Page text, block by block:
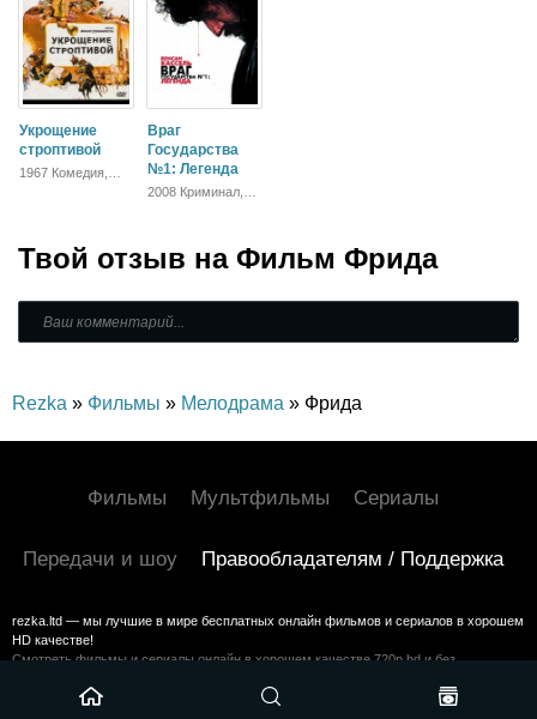
Укрощение
строптивой
1967 Комедия,
Враг
Государства
№1: Легенда
2008 Криминал,
Твой отзыв на Фильм Фрида
Rezka » Фильмы » Мелодрама » Фрида
Фильмы Мультфильмы Сериалы
Передачи и шоу Правообладателям / Поддержка
rezka.ltd — мы лучшие в мире бесплатных онлайн фильмов и сериалов в хорошем
HD качестве!
Смотреть фильмы и сериалы онлайн в хорошем качестве 720p hd и без
©2024 rezka.ltd